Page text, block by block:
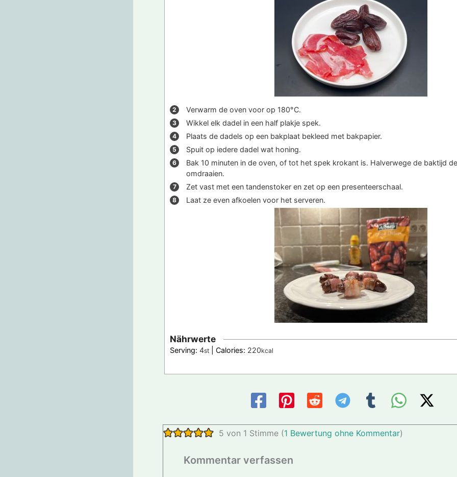
Verwarm de oven voor op 180°C.
Wikkel elk dadel in een half plakje spek.
Plaats de dadels op een bakplaat bekleed met bakpapier.
Spuit op iedere dadel wat honing.
Bak 10 minuten in de oven, of tot het spek krokant is. Halverwege de baktijd
omdraaien.
Zet vast met een tandenstoker en zet op een presenteerschaal.
Laat ze even afkoelen voor het serveren.
Nährwerte
Serving: 4st Calories: 220kcal
5 von 1 Stimme (1 Bewertung ohne Kommentar)
Kommentar verfassen